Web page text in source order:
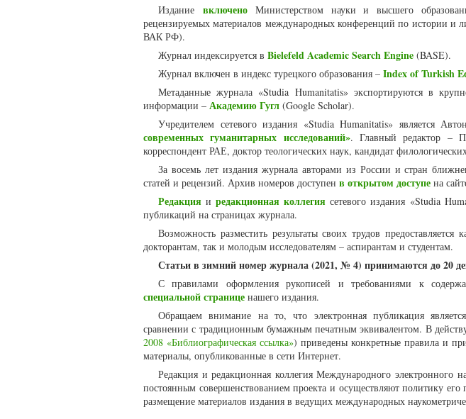
Издание
включеноМинистерством науки и высшего
рецензируемых материалов международных конференций по истории и
ВАК РФ).
Журнал индексируется в Bielefeld Academic Search Engine (BASE).
Журнал включен в индекс турецкого образования – Index of Turkish
Метаданные журнала «Studia Humanitatis» экспортируются в
информации – Академию Гугл (Google Scholar).
Учредителем сетевого издания «Studia Humanitatis» является
современных гуманитарных исследований». Главный редактор –
корреспондент РАЕ, доктор теологических наук, кандидат
За восемь лет издания журнала авторами из России и стран
статей и рецензий. Архив номеров доступен в открытом доступе на
Редакция иредакционная коллегия сетевого издания «Studia
публикаций на страницах журнала.
Возможность разместить результаты своих трудов
докторантам, так и молодым исследователям – аспирантам и студентам.
Статьи в зимний номер журнала (2021, № 4) принимаются до 20
С правилами оформления рукописей и требованиями к
специальной странице нашего издания.
Обращаем внимание на то, что электронная публикация
сравнении с традиционным бумажным печатным эквивалентом. В
2008 «Библиографическая ссылка») приведены конкретные правила и
материалы, опубликованные в сети Интернет.
Редакция и редакционная коллегия Международного электронного
постоянным совершенствованием проекта и осуществляют политику его
размещение материалов издания в ведущих международных